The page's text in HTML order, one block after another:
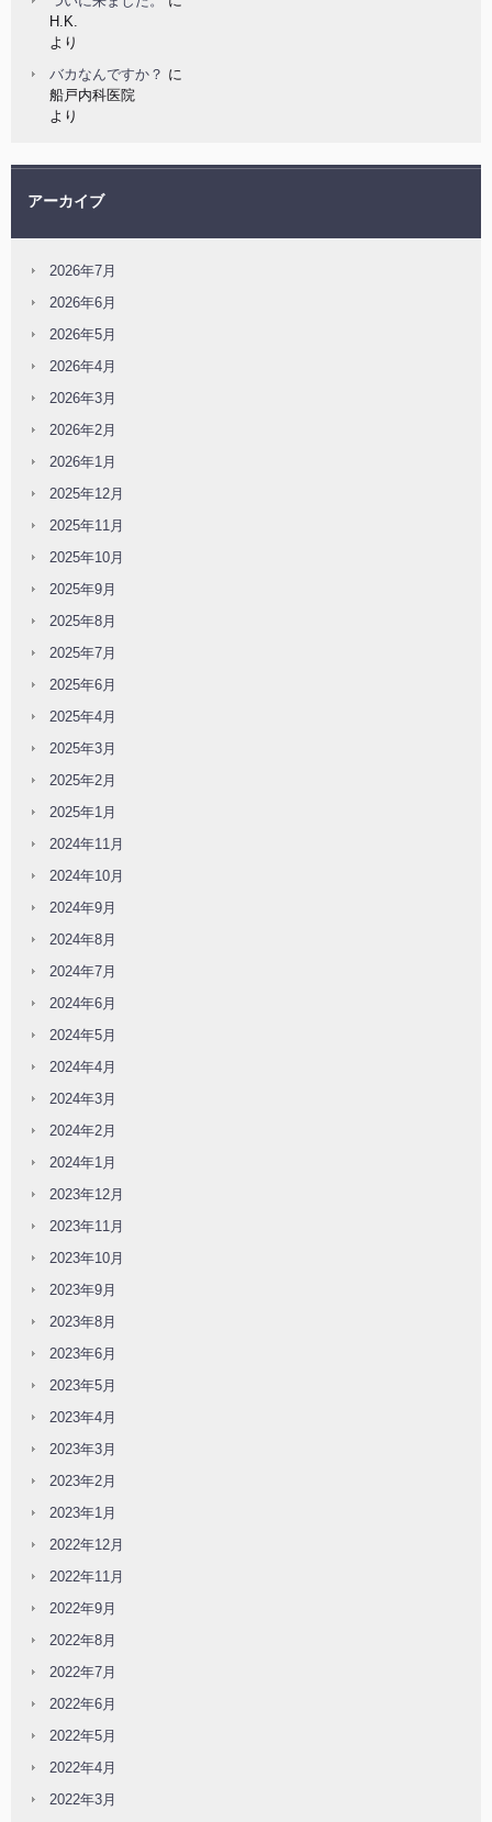
H.K.
より
バカなんですか？ に
船戸内科医院
より
アーカイブ
2026年7月
2026年6月
2026年5月
2026年4月
2026年3月
2026年2月
2026年1月
2025年12月
2025年11月
2025年10月
2025年9月
2025年8月
2025年7月
2025年6月
2025年4月
2025年3月
2025年2月
2025年1月
2024年11月
2024年10月
2024年9月
2024年8月
2024年7月
2024年6月
2024年5月
2024年4月
2024年3月
2024年2月
2024年1月
2023年12月
2023年11月
2023年10月
2023年9月
2023年8月
2023年6月
2023年5月
2023年4月
2023年3月
2023年2月
2023年1月
2022年12月
2022年11月
2022年9月
2022年8月
2022年7月
2022年6月
2022年5月
2022年4月
2022年3月